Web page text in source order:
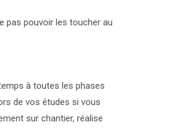
pas pouvoir les toucher au
à toutes les phases
de vos études si vous
sur chantier, réalise